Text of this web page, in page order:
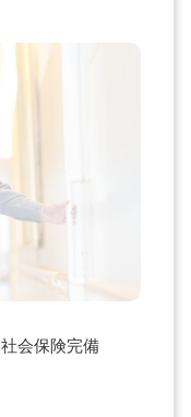
社会保険完備